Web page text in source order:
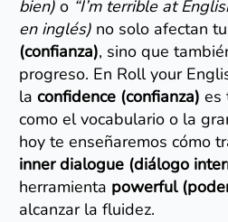
bien) o “I’m terrible at
en inglés) no solo afectan tu
(confianza), sino que
progreso. En Roll your
la confidence (confianza) es
como el vocabulario o la
hoy te enseñaremos cómo
inner dialogue (diálogo
herramienta powerful
alcanzar la fluidez.